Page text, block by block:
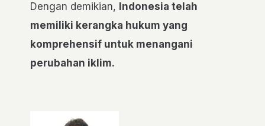
Dengan demikian, Indonesia telah
memiliki kerangka hukum yang
komprehensif untuk menangani
perubahan iklim.